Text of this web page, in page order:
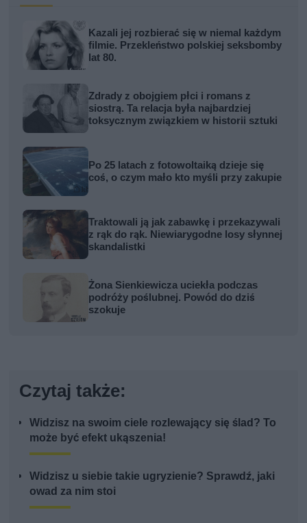
Kazali jej rozbierać się w niemal każdym
filmie. Przekleństwo polskiej seksbomby
lat 80.
Zdrady z obojgiem płci i romans z
siostrą. Ta relacja była najbardziej
toksycznym związkiem w historii sztuki
Po 25 latach z fotowoltaiką dzieje się
coś, o czym mało kto myśli przy zakupie
Traktowali ją jak zabawkę i przekazywali
z rąk do rąk. Niewiarygodne losy słynnej
skandalistki
Żona Sienkiewicza uciekła podczas
podróży poślubnej. Powód do dziś
szokuje
Czytaj także:
Widzisz na swoim ciele rozlewający się ślad? To
może być efekt ukąszenia!
Widzisz u siebie takie ugryzienie? Sprawdź, jaki
owad za nim stoi